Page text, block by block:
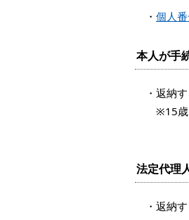
・ 個人
本人が手
・返納す
※15歳
法定代理
・返納す